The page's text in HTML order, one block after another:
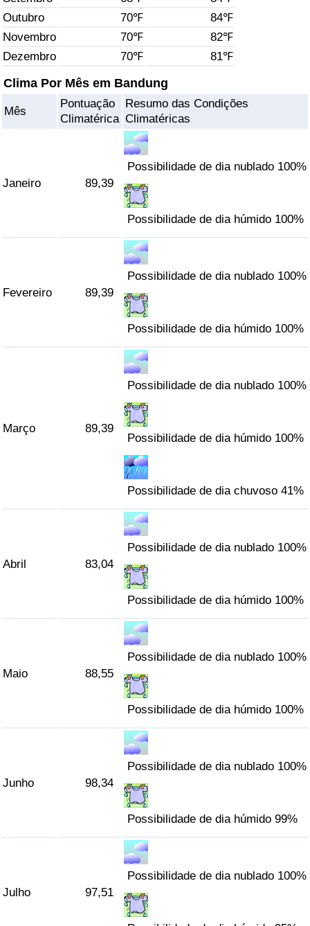
Outubro
70℉
84℉
Novembro
70℉
82℉
Dezembro
70℉ 81℉
Clima Por Mês em Bandung
Mês
Pontuação
Climatérica
Resumo das Condições
Climatéricas
Janeiro 89,39
Possibilidade de dia nublado 100%
Possibilidade de dia húmido 100%
Fevereiro 89,39
Possibilidade de dia nublado 100%
Possibilidade de dia húmido 100%
Março 89,39
Possibilidade de dia nublado 100%
Possibilidade de dia húmido 100%
Possibilidade de dia chuvoso 41%
Abril 83,04
Possibilidade de dia nublado 100%
Possibilidade de dia húmido 100%
Maio 88,55
Possibilidade de dia nublado 100%
Possibilidade de dia húmido 100%
Junho 98,34
Possibilidade de dia nublado 100%
Possibilidade de dia húmido 99%
Julho 97,51
Possibilidade de dia nublado 100%
Saúde
Indicador de Saúde (Atual)
Indicador de Saúde por País
Indicador de Poluição (Atual)
Indicador de Poluição por País
Indicador de Trânsito (Atual)
Indicador de Trânsito por País